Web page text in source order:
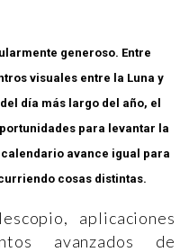
generoso. Entre
visuales entre la Luna y
día más largo del año, el
para levantar la
avance igual para
cosas distintas.
aplicaciones
avanzados de